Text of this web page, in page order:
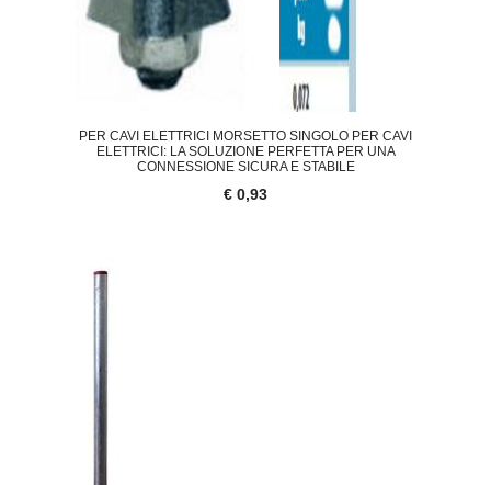
PER CAVI ELETTRICI MORSETTO SINGOLO PER CAVI
ELETTRICI: LA SOLUZIONE PERFETTA PER UNA
CONNESSIONE SICURA E STABILE
€ 0,93